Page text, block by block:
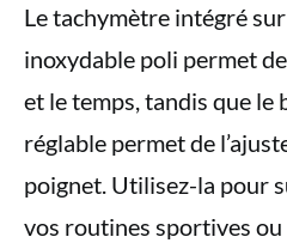
Le tachymètre intégré
inoxydable poli permet
et le temps, tandis que le
réglable permet de
poignet. Utilisez-la pour
vos routines sportives